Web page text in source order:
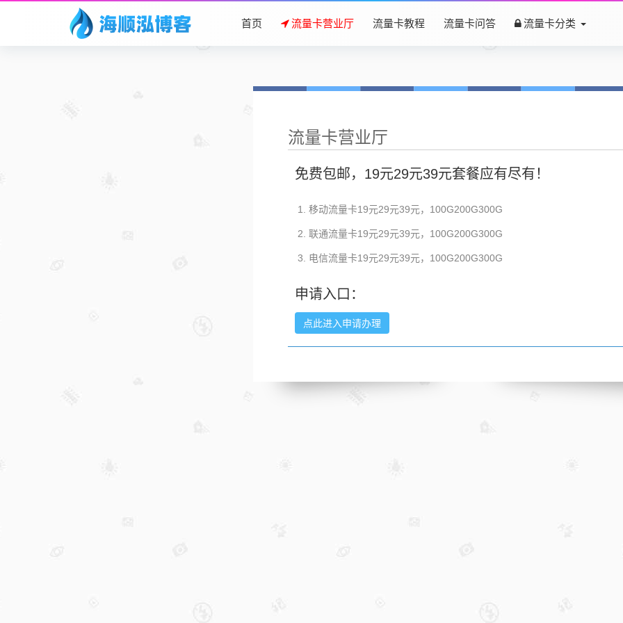
首页 流量卡营业厅 流量卡教程 流量卡问答 流量卡分类
流量卡营业厅
免费包邮，19元29元39元套餐应有尽有！
移动流量卡19元29元39元，100G200G300G
联通流量卡19元29元39元，100G200G300G
电信流量卡19元29元39元，100G200G300G
申请入口：
点此进入申请办理